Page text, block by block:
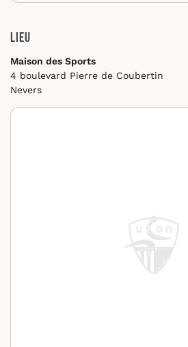
Lieu
Maison des Sports
4 boulevard Pierre de Coubertin
Nevers